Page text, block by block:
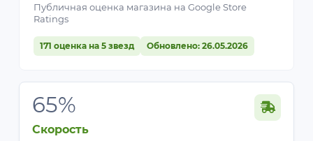
Публичная оценка магазина на Google Store
Ratings
171 оценка на 5 звезд Обновлено: 26.05.2026
65%
Скорость